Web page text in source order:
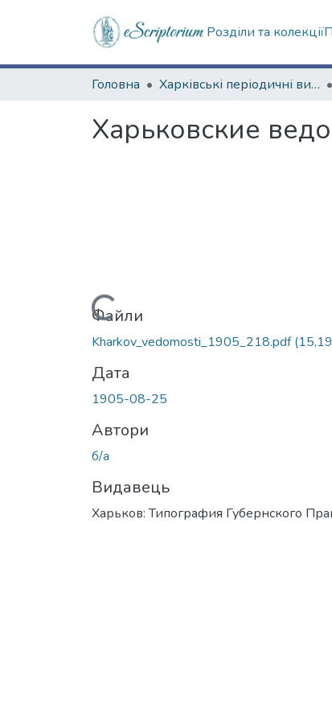
Розділи та колекції
Головна Харківські періодичні видання
Харьковские
Вантажиться...
Файли
Kharkov_vedomosti_1905_218.pdf
Дата
1905-08-25
Автори
б/а
Видавець
Харьков: Типография Губернского